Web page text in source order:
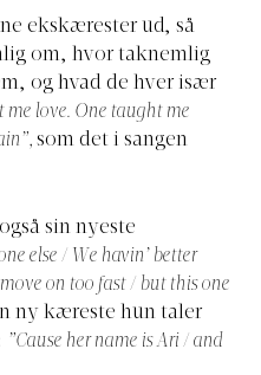
ekskærester ud, så
om, hvor taknemlig
og hvad de hver især
me love. One taught me
som det i sangen
sin nyeste
else / We havin’ better
on too fast / but this one
ny kæreste hun taler
”Cause her name is Ari / and